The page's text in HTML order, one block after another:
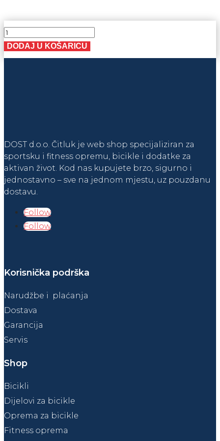
KACIGA
DJEČJA
GIRL
DODAJ U KOŠARICU
DOST d.o.o. Čitluk je web shop specijaliziran za
sportsku i fitness opremu, bicikle i dodatke za
aktivan život. Kod nas kupujete brzo, sigurno i
jednostavno – sve na jednom mjestu, uz pouzdanu
dostavu.
Follow
Follow
Korisnička podrška
Narudžbe i plaćanja
Dostava
Garancija
Servis
Shop
Bicikli
Dijelovi za bicikle
Oprema za bicikle
Fitness oprema